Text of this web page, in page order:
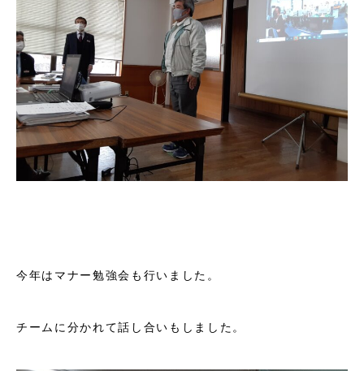
今年はマナー勉強会も行いました。
チームに分かれて話し合いもしました。